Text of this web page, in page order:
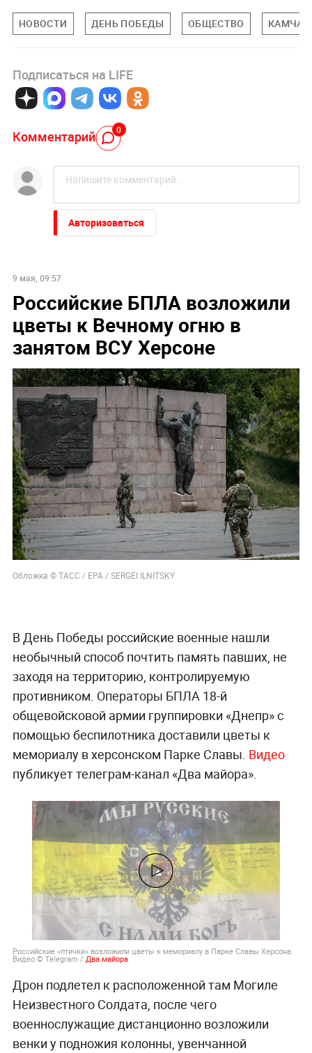
НОВОСТИ ДЕНЬ ПОБЕДЫ ОБЩЕСТВО
Подписаться на LIFE
Комментарий 0
Авторизоваться
9 мая, 09:57
Российские БПЛА возложили
цветы к Вечному огню в
занятом ВСУ Херсоне
Обложка © ТАСС / EPA / SERGEI ILNITSKY
В День Победы российские военные нашли
необычный способ почтить память павших, не
заходя на территорию, контролируемую
противником. Операторы БПЛА 18-й
общевойсковой армии группировки «Днепр» с
помощью беспилотника доставили цветы к
мемориалу в херсонском Парке Славы. Видео
публикует телеграм-канал «Два майора».
Российские «птички» возложили цветы к мемориалу в Парке Славы Херсона.
Видео © Telegram / Два майора
Дрон подлетел к расположенной там Могиле
Неизвестного Солдата, после чего
военнослужащие дистанционно возложили
венки у подножия колонны, увенчанной